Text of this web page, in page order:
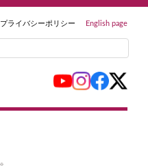
プライバシーポリシー English page